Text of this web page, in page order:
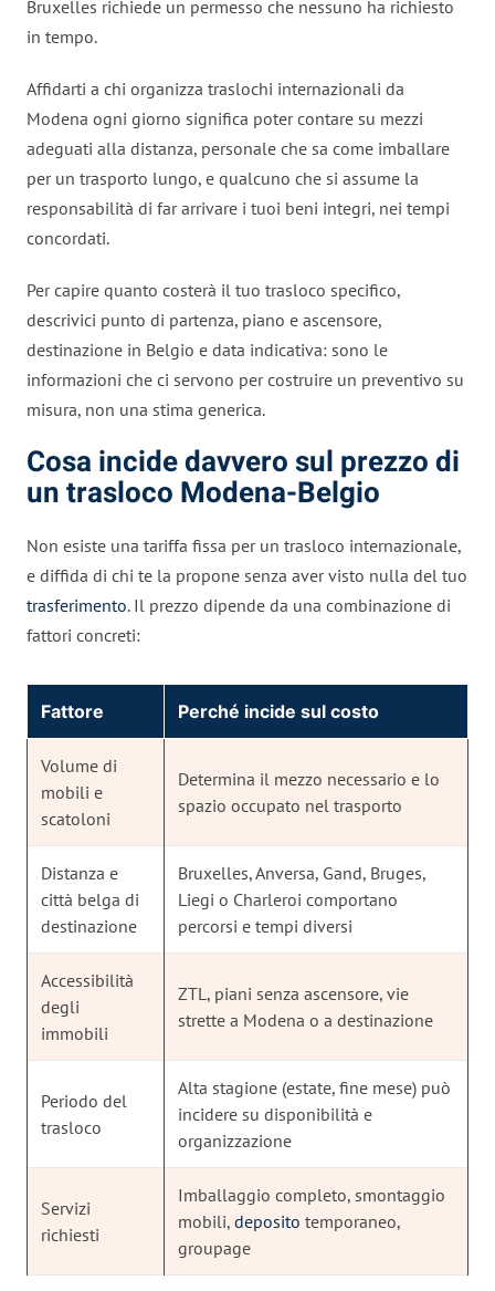
Bruxelles richiede un permesso che nessuno ha richiesto
in tempo.
Affidarti a chi organizza traslochi internazionali da
Modena ogni giorno significa poter contare su mezzi
adeguati alla distanza, personale che sa come imballare
per un trasporto lungo, e qualcuno che si assume la
responsabilità di far arrivare i tuoi beni integri, nei tempi
concordati.
Per capire quanto costerà il tuo trasloco specifico,
descrivici punto di partenza, piano e ascensore,
destinazione in Belgio e data indicativa: sono le
informazioni che ci servono per costruire un preventivo su
misura, non una stima generica.
Cosa incide davvero sul prezzo di
un trasloco Modena-Belgio
Non esiste una tariffa fissa per un trasloco internazionale,
e diffida di chi te la propone senza aver visto nulla del tuo
trasferimento. Il prezzo dipende da una combinazione di
fattori concreti:
Fattore Perché incide sul costo
Volume di
mobili e
scatoloni
Determina il mezzo necessario e lo
spazio occupato nel trasporto
Distanza e
città belga di
destinazione
Bruxelles, Anversa, Gand, Bruges,
Liegi o Charleroi comportano
percorsi e tempi diversi
Accessibilità
degli
immobili
ZTL, piani senza ascensore, vie
strette a Modena o a destinazione
Periodo del
trasloco
Alta stagione (estate, fine mese) può
incidere su disponibilità e
organizzazione
Servizi
richiesti
Imballaggio completo, smontaggio
mobili, deposito temporaneo,
groupage